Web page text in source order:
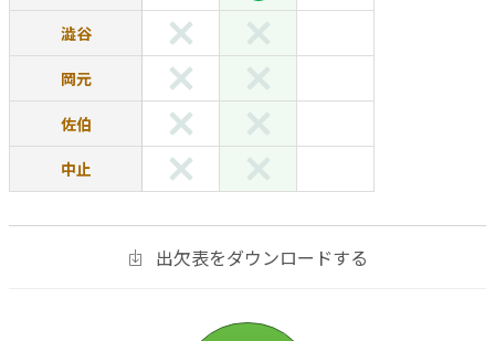
澁谷
岡元
佐伯
中止
出欠表をダウンロードする